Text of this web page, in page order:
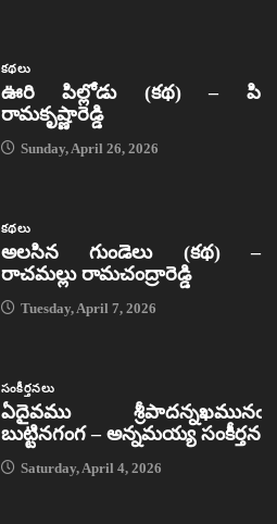
కథలు
ఊరి పిల్లోడు (కథ) – పి
రామకృష్ణారెడ్డి
Sunday, April 26, 2026
కథలు
అలసిన గుండెలు (కథ) –
రాచమల్లు రామచంద్రారెడ్డి
Tuesday, April 7, 2026
సంకీర్తనలు
ఏదైవము శ్రీపాదన్నఖమునఁ
బుట్టినగంగ – అన్నమయ్య సంకీర్తన
Saturday, April 4, 2026